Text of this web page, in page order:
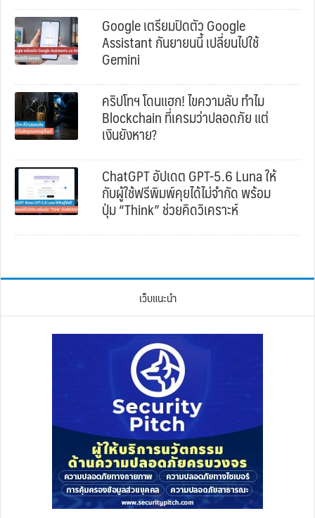
Google เตรียมปิดตัว Google
Assistant กันยายนนี้ เปลี่ยนไปใช้
Gemini
คริปโทฯ โดนแฮก! ไขความลับ ทำไม
Blockchain ที่เครมว่าปลอดภัย แต่
เงินยังหาย?
ChatGPT อัปเดต GPT-5.6 Luna ให้
กับผู้ใช้ฟรีพิมพ์คุยได้ไม่จำกัด พร้อม
ปุ่ม “Think” ช่วยคิดวิเคราะห์
เว็บแนะนำ